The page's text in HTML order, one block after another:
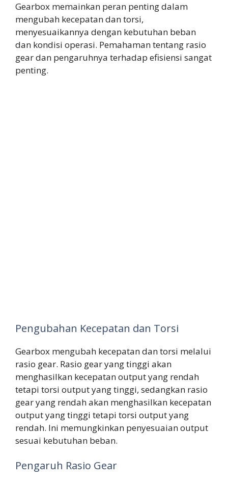
Gearbox memainkan peran penting dalam
mengubah kecepatan dan torsi,
menyesuaikannya dengan kebutuhan beban
dan kondisi operasi. Pemahaman tentang rasio
gear dan pengaruhnya terhadap efisiensi sangat
penting.
Pengubahan Kecepatan dan Torsi
Gearbox mengubah kecepatan dan torsi melalui
rasio gear. Rasio gear yang tinggi akan
menghasilkan kecepatan output yang rendah
tetapi torsi output yang tinggi, sedangkan rasio
gear yang rendah akan menghasilkan kecepatan
output yang tinggi tetapi torsi output yang
rendah. Ini memungkinkan penyesuaian output
sesuai kebutuhan beban.
Pengaruh Rasio Gear